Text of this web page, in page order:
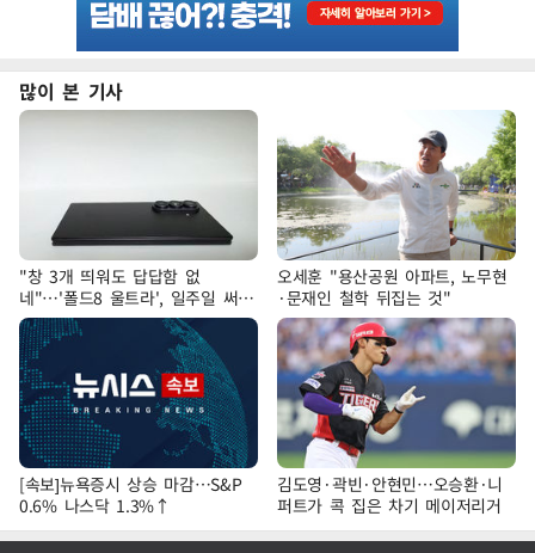
많이 본 기사
"창 3개 띄워도 답답함 없
네"…'폴드8 울트라', 일주일 써보
니
오세훈 "용산공원 아파트, 노무현
·문재인 철학 뒤집는 것"
[속보]뉴욕증시 상승 마감…S&P
0.6% 나스닥 1.3%↑
김도영·곽빈·안현민…오승환·니
퍼트가 콕 집은 차기 메이저리거